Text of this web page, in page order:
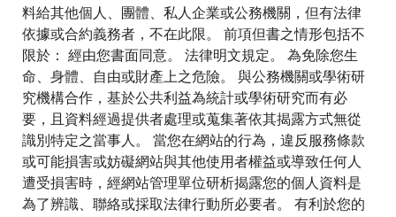
料給其他個人、團體、私人企業或公務機關，但有法律
依據或合約義務者，不在此限。 前項但書之情形包括不
限於： 經由您書面同意。 法律明文規定。 為免除您生
命、身體、自由或財產上之危險。 與公務機關或學術研
究機構合作，基於公共利益為統計或學術研究而有必
要，且資料經過提供者處理或蒐集著依其揭露方式無從
識別特定之當事人。 當您在網站的行為，違反服務條款
或可能損害或妨礙網站與其他使用者權益或導致任何人
遭受損害時，經網站管理單位研析揭露您的個人資料是
為了辨識、聯絡或採取法律行動所必要者。 有利於您的